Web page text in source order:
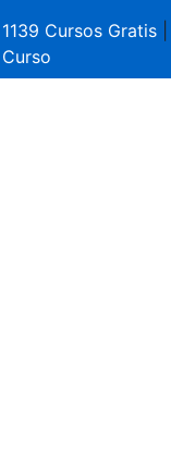
1139 Cursos Gratis
Curso